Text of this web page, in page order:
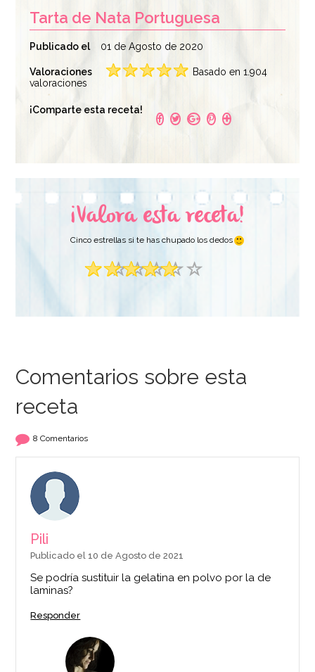
Ambiante 1 litro
AÑADIR
Up
AÑADIR
Tarta de Nata Portuguesa
Publicado el 01 de Agosto de 2020
Valoraciones
Basado en 1.904
valoraciones
¡Comparte esta receta!
¡Valora esta receta!
Cinco estrellas si te has chupado los dedos
Comentarios sobre esta
receta
8 Comentarios
Pili
Publicado el 10 de Agosto de 2021
Se podría sustituir la gelatina en polvo por la de
laminas?
Responder